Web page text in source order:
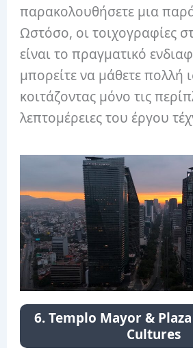
παρακολουθήσετε μια
Ωστόσο, οι τοιχογραφίες
είναι το πραγματικό
μπορείτε να μάθετε πολλή
κοιτάζοντας μόνο τις
λεπτομέρειες του έργου
6. Templo Mayor &
Cultures